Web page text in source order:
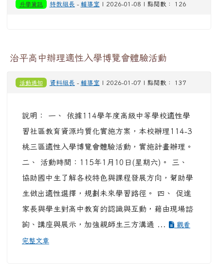
升學資訊 特教組長 - 輔導室 | 2026-01-08 | 點閱數： 126
治平高中辦理適性入學博覽會體驗活動
活動通知 資料組長 - 輔導室 | 2026-01-07 | 點閱數： 137
說明： 一、 依據114學年度高級中等學校適性學
習社區教育資源均質化實施方案，本校辦理114-3
桃三區適性入學博覽會體驗活動，實施計畫辦理。
二、 活動時間：115年1月10日(星期六)。 三、
協助國中生了解各校特色與課程發展方向，幫助學
生做出適性選擇，規劃未來學習路徑。 四、 促進
家長與學生對高中教育的認識與互動，藉由現場諮
詢、講座與展示，加強親師生三方溝通 ...
觀看
完整文章